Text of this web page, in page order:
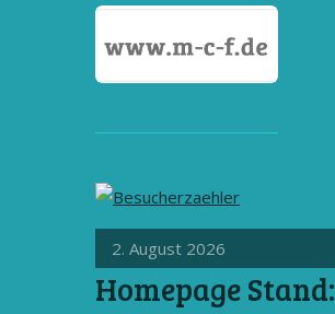
2. August 2026
Homepage Stand: